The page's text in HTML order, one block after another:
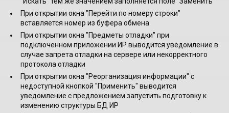
При открытии окна "Перейти по номеру строки"
вставляется номер из буфера обмена
При открытии окна "Предметы отладки" при
подключенном приложении ИР выводится уведомление в
случае запрета отладки на сервере или некорректного
протокола отладки
При открытии окна "Реорганизация информации" с
недоступной кнопкой "Применить" выводится
уведомление с предложением запустить подготовку к
изменению структуры БД ИР